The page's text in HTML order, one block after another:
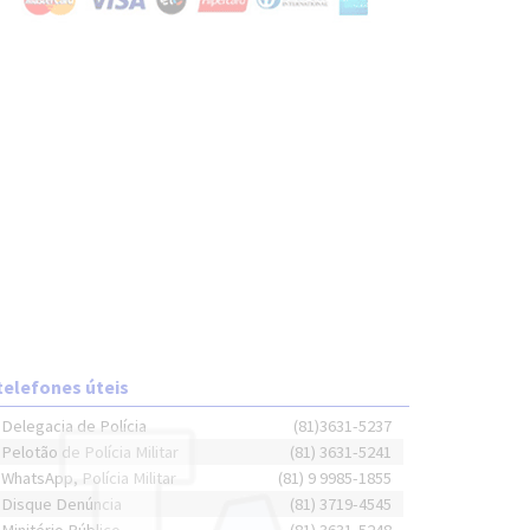
úteis
Delegacia de Polícia
(81)3631-5237
Pelotão de Polícia Militar
(81) 3631-5241
WhatsApp, Polícia Militar
(81) 9 9985-1855
Disque Denúncia
(81) 3719-4545